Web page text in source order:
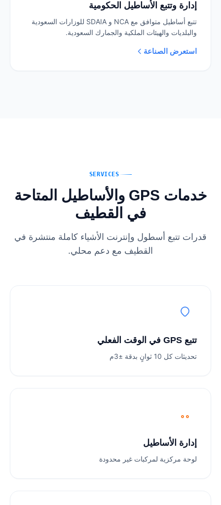
إدارة وتتبع الأساطيل الحكومية
تتبع أساطيل متوافق مع NCA و SDAIA للوزارات السعودية
والبلديات والهيئات الملكية والجمارك السعودية.
استعرض الصناعة
SERVICES
خدمات GPS والأساطيل المتاحة
في القطيف
قدرات تتبع أسطول وإنترنت الأشياء كاملة منتشرة في
القطيف مع دعم محلي.
تتبع GPS في الوقت الفعلي
تحديثات كل 10 ثوانٍ بدقة ±3م
إدارة الأساطيل
لوحة مركزية لمركبات غير محدودة